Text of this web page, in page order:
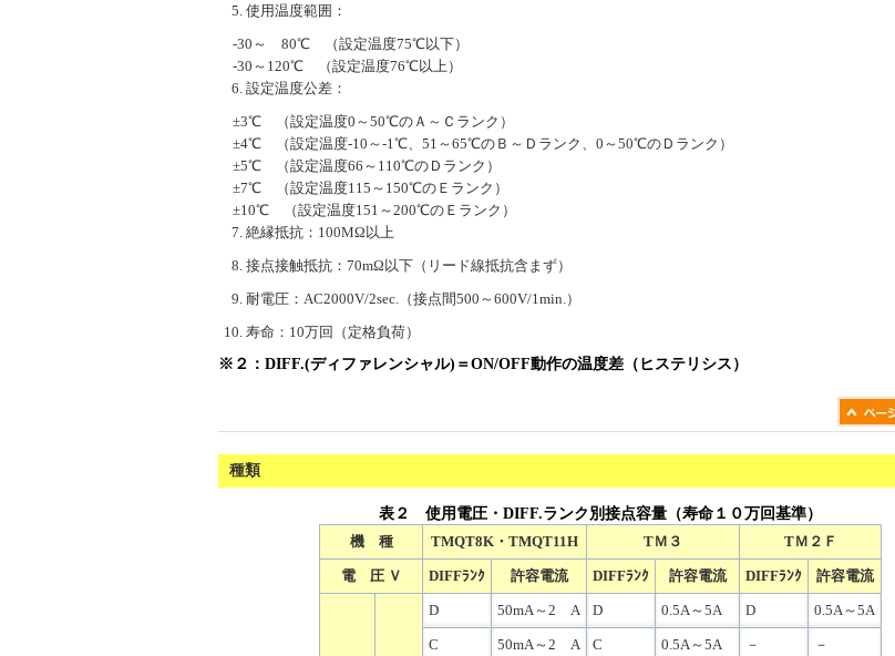
使用温度範囲：
-30～ 80℃ （設定温度75℃以下）
-30～120℃ （設定温度76℃以上）
設定温度公差：
±3℃ （設定温度0～50℃のＡ～Ｃランク）
±4℃ （設定温度-10～-1℃、51～65℃のＢ～Ｄランク、0～50℃のＤランク）
±5℃ （設定温度66～110℃のＤランク）
±7℃ （設定温度115～150℃のＥランク）
±10℃ （設定温度151～200℃のＥランク）
絶縁抵抗：100MΩ以上
接点接触抵抗：70mΩ以下（リード線抵抗含まず）
耐電圧：AC2000V/2sec.（接点間500～600V/1min.）
寿命：10万回（定格負荷）
※２：DIFF.(ディファレンシャル)＝ON/OFF動作の温度差（ヒステリシス）
種類
表２ 使用電圧・DIFF.ランク別接点容量（寿命１０万回基準）
機 種
TMQT8K・TMQT11H TＭ３ TＭ２Ｆ
電 圧 Ｖ DIFFﾗﾝｸ 許容電流 DIFFﾗﾝｸ 許容電流 DIFFﾗﾝｸ 許容電流
D 50mA～2 A D 0.5A～5A D 0.5A～5A
C 50mA～2 A C 0.5A～5A － －